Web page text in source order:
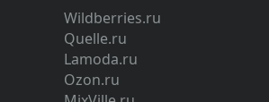
Wildberries.ru
Quelle.ru
Lamoda.ru
Ozon.ru